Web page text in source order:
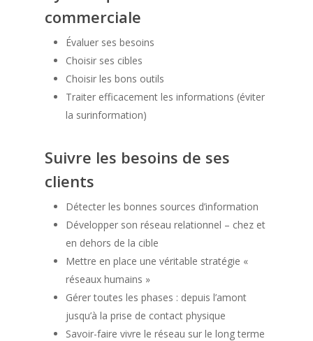
commerciale
Évaluer ses besoins
Choisir ses cibles
Choisir les bons outils
Traiter efficacement les informations (éviter
la surinformation)
Suivre les besoins de ses
clients
Détecter les bonnes sources d’information
Développer son réseau relationnel – chez et
en dehors de la cible
Mettre en place une véritable stratégie «
réseaux humains »
Gérer toutes les phases : depuis l’amont
jusqu’à la prise de contact physique
Savoir-faire vivre le réseau sur le long terme